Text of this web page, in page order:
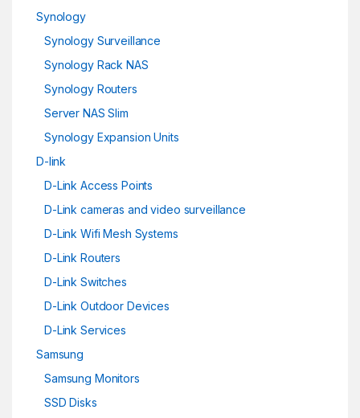
Synology
Synology Surveillance
Synology Rack NAS
Synology Routers
Server NAS Slim
Synology Expansion Units
D-link
D-Link Access Points
D-Link cameras and video surveillance
D-Link Wifi Mesh Systems
D-Link Routers
D-Link Switches
D-Link Outdoor Devices
D-Link Services
Samsung
Samsung Monitors
SSD Disks